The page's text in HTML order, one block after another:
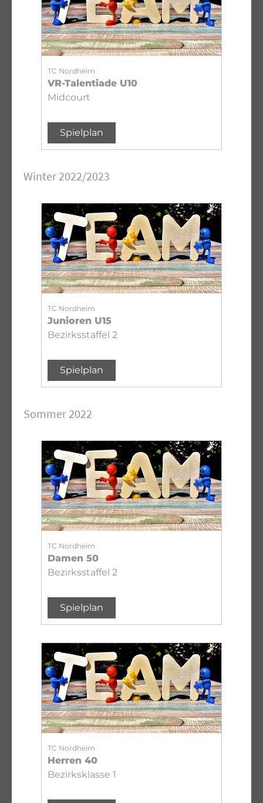
TC Nordheim
VR-Talentiade U10
Midcourt
Spielplan
Winter 2022/2023
TC Nordheim
Junioren U15
Bezirksstaffel 2
Spielplan
Sommer 2022
TC Nordheim
Damen 50
Bezirksstaffel 2
Spielplan
TC Nordheim
Herren 40
Bezirksklasse 1